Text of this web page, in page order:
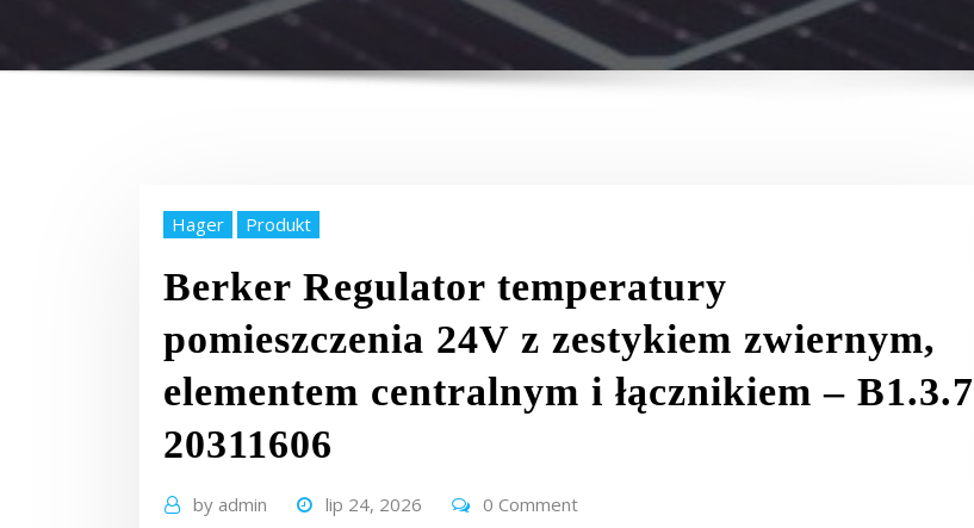
Hager Produkt
Berker Regulator temperatury
pomieszczenia 24V z zestykiem zwiernym,
elementem centralnym i łącznikiem – B1.3.7
20311606
by admin lip 24, 2026 0 Comment